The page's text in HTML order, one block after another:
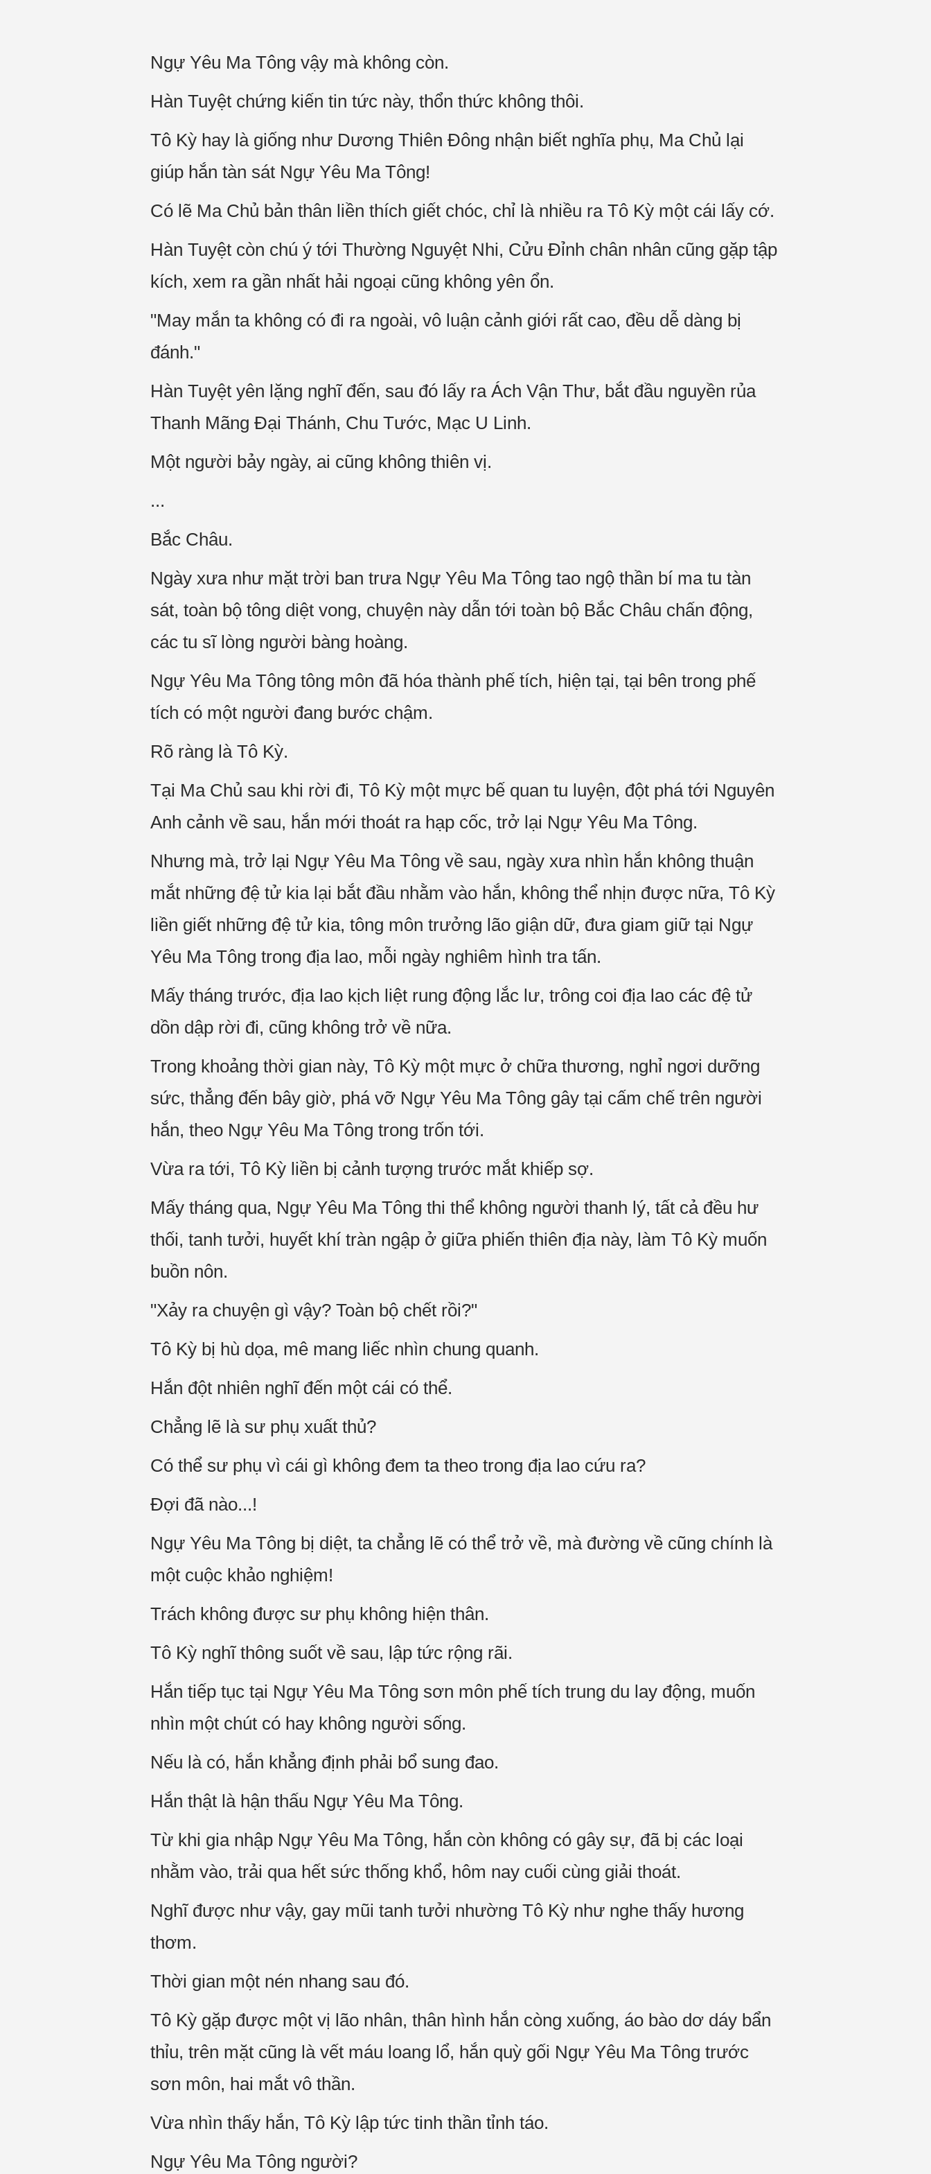
Ngự Yêu Ma Tông vậy mà không còn.
Hàn Tuyệt chứng kiến tin tức này, thổn thức không thôi.
Tô Kỳ hay là giống như Dương Thiên Đông nhận biết nghĩa phụ, Ma Chủ lại
giúp hắn tàn sát Ngự Yêu Ma Tông!
Có lẽ Ma Chủ bản thân liền thích giết chóc, chỉ là nhiều ra Tô Kỳ một cái lấy cớ.
Hàn Tuyệt còn chú ý tới Thường Nguyệt Nhi, Cửu Đỉnh chân nhân cũng gặp tập
kích, xem ra gần nhất hải ngoại cũng không yên ổn.
"May mắn ta không có đi ra ngoài, vô luận cảnh giới rất cao, đều dễ dàng bị
đánh."
Hàn Tuyệt yên lặng nghĩ đến, sau đó lấy ra Ách Vận Thư, bắt đầu nguyền rủa
Thanh Mãng Đại Thánh, Chu Tước, Mạc U Linh.
Một người bảy ngày, ai cũng không thiên vị.
...
Bắc Châu.
Ngày xưa như mặt trời ban trưa Ngự Yêu Ma Tông tao ngộ thần bí ma tu tàn
sát, toàn bộ tông diệt vong, chuyện này dẫn tới toàn bộ Bắc Châu chấn động,
các tu sĩ lòng người bàng hoàng.
Ngự Yêu Ma Tông tông môn đã hóa thành phế tích, hiện tại, tại bên trong phế
tích có một người đang bước chậm.
Rõ ràng là Tô Kỳ.
Tại Ma Chủ sau khi rời đi, Tô Kỳ một mực bế quan tu luyện, đột phá tới Nguyên
Anh cảnh về sau, hắn mới thoát ra hạp cốc, trở lại Ngự Yêu Ma Tông.
Nhưng mà, trở lại Ngự Yêu Ma Tông về sau, ngày xưa nhìn hắn không thuận
mắt những đệ tử kia lại bắt đầu nhằm vào hắn, không thể nhịn được nữa, Tô Kỳ
liền giết những đệ tử kia, tông môn trưởng lão giận dữ, đưa giam giữ tại Ngự
Yêu Ma Tông trong địa lao, mỗi ngày nghiêm hình tra tấn.
Mấy tháng trước, địa lao kịch liệt rung động lắc lư, trông coi địa lao các đệ tử
dồn dập rời đi, cũng không trở về nữa.
Trong khoảng thời gian này, Tô Kỳ một mực ở chữa thương, nghỉ ngơi dưỡng
sức, thẳng đến bây giờ, phá vỡ Ngự Yêu Ma Tông gây tại cấm chế trên người
hắn, theo Ngự Yêu Ma Tông trong trốn tới.
Vừa ra tới, Tô Kỳ liền bị cảnh tượng trước mắt khiếp sợ.
Mấy tháng qua, Ngự Yêu Ma Tông thi thể không người thanh lý, tất cả đều hư
thối, tanh tưởi, huyết khí tràn ngập ở giữa phiến thiên địa này, làm Tô Kỳ muốn
buồn nôn.
"Xảy ra chuyện gì vậy? Toàn bộ chết rồi?"
Tô Kỳ bị hù dọa, mê mang liếc nhìn chung quanh.
Hắn đột nhiên nghĩ đến một cái có thể.
Chẳng lẽ là sư phụ xuất thủ?
Có thể sư phụ vì cái gì không đem ta theo trong địa lao cứu ra?
Đợi đã nào...!
Ngự Yêu Ma Tông bị diệt, ta chẳng lẽ có thể trở về, mà đường về cũng chính là
một cuộc khảo nghiệm!
Trách không được sư phụ không hiện thân.
Tô Kỳ nghĩ thông suốt về sau, lập tức rộng rãi.
Hắn tiếp tục tại Ngự Yêu Ma Tông sơn môn phế tích trung du lay động, muốn
nhìn một chút có hay không người sống.
Nếu là có, hắn khẳng định phải bổ sung đao.
Hắn thật là hận thấu Ngự Yêu Ma Tông.
Từ khi gia nhập Ngự Yêu Ma Tông, hắn còn không có gây sự, đã bị các loại
nhằm vào, trải qua hết sức thống khổ, hôm nay cuối cùng giải thoát.
Nghĩ được như vậy, gay mũi tanh tưởi nhường Tô Kỳ như nghe thấy hương
thơm.
Thời gian một nén nhang sau đó.
Tô Kỳ gặp được một vị lão nhân, thân hình hắn còng xuống, áo bào dơ dáy bẩn
thỉu, trên mặt cũng là vết máu loang lổ, hắn quỳ gối Ngự Yêu Ma Tông trước
sơn môn, hai mắt vô thần.
Vừa nhìn thấy hắn, Tô Kỳ lập tức tinh thần tỉnh táo.
Ngự Yêu Ma Tông người?